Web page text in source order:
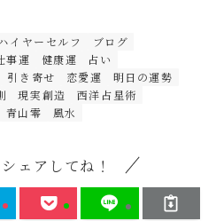
イヤーセルフ
ブログ
事運 健康運
占い
引き寄せ 恋愛運
明日の運勢
現実創造
西洋占星術
青山零 風水
ェアしてね！